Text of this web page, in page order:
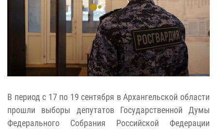
В период с 17 по 19 сентября в Архангельской области
прошли выборы депутатов Государственной Думы
Федерального Собрания Российской Федерации